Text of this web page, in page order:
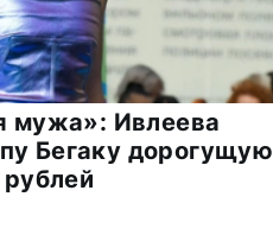
мужа»: Ивлеева
Бегаку дорогущую